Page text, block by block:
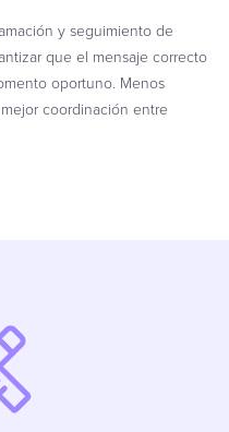
y seguimiento de
que el mensaje correcto
oportuno. Menos
coordinación entre